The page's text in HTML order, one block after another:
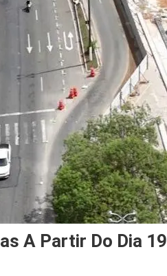
A Partir Do Dia 19